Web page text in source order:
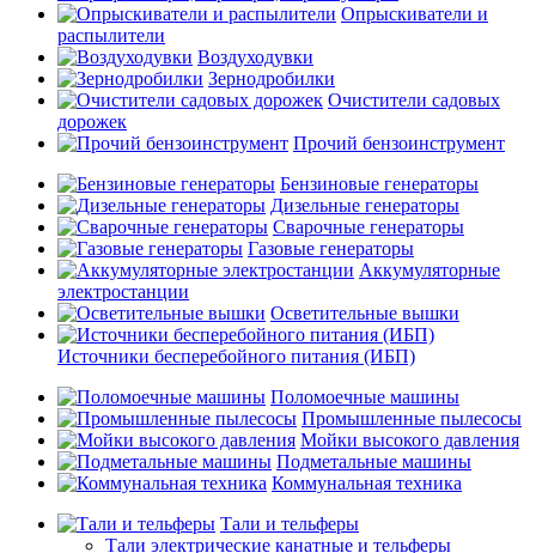
Опрыскиватели и
распылители
Воздуходувки
Зернодробилки
Очистители садовых
дорожек
Прочий бензоинструмент
Бензиновые генераторы
Дизельные генераторы
Сварочные генераторы
Газовые генераторы
Аккумуляторные
электростанции
Осветительные вышки
Источники бесперебойного питания (ИБП)
Поломоечные машины
Промышленные пылесосы
Мойки высокого давления
Подметальные машины
Коммунальная техника
Тали и тельферы
Тали электрические канатные и тельферы